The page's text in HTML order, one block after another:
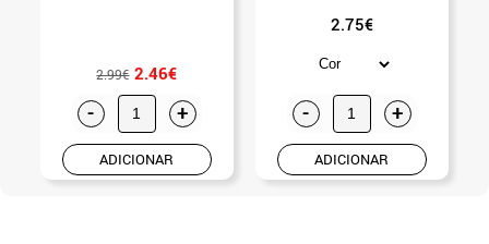
2.99€ 2.46€
- +
ADICIONAR
2.75€
- +
ADICIONAR